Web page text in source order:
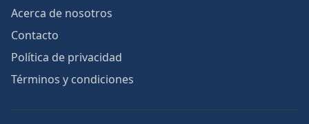
Acerca de nosotros
Contacto
Política de privacidad
Términos y condiciones